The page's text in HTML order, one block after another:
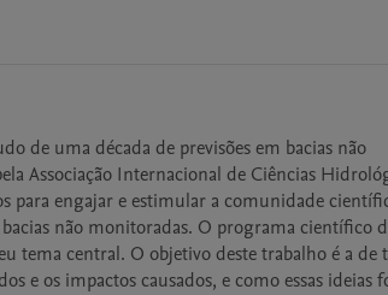
de uma década de previsões em bacias não
Associação Internacional de Ciências
engajar e estimular a comunidade
não monitoradas. O programa científico
tema central. O objetivo deste trabalho é a de
e os impactos causados, e como essas ideias